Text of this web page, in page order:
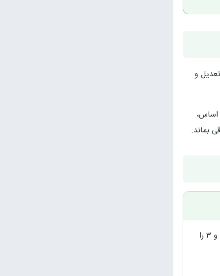
تعدیل و
اساس،
با انتشار اطلاعیه‌ای در تاریخ 14 مرداد 1404، بهای جدید فروش کمپوست فاز ۲ و ۳ را